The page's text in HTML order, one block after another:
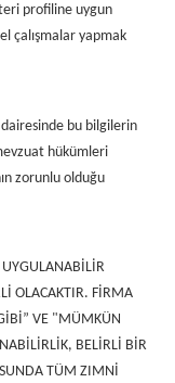
profiline uygun
çalışmalar yapmak
bu bilgilerin
hükümleri
zorunlu olduğu
OLACAKTIR. FİRMA
VE "MÜMKÜN
BELİRLİ BİR
TÜM ZIMNİ